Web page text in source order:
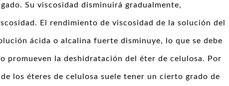
Su viscosidad disminuirá gradualmente,
El rendimiento de viscosidad de la solución del
ácida o alcalina fuerte disminuye, lo que se debe
promueven la deshidratación del éter de celulosa. Por
los éteres de celulosa suele tener un cierto grado de